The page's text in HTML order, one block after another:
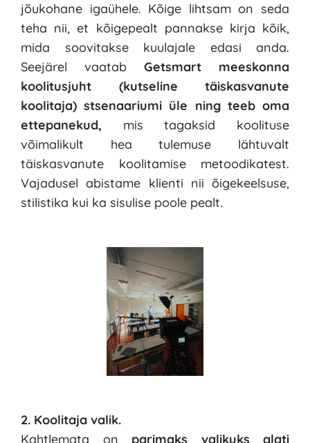
jõukohane igaühele. Kõige lihtsam on seda
teha nii, et kõigepealt pannakse kirja kõik,
mida soovitakse kuulajale edasi anda.
Seejärel vaatab Getsmart meeskonna
koolitusjuht (kutseline täiskasvanute
koolitaja) stsenaariumi üle ning teeb oma
ettepanekud, mis tagaksid koolituse
võimalikult hea tulemuse lähtuvalt
täiskasvanute koolitamise metoodikatest.
Vajadusel abistame klienti nii õigekeelsuse,
stilistika kui ka sisulise poole pealt.
2. Koolitaja valik.
Kahtlemata on parimaks valikuks alati